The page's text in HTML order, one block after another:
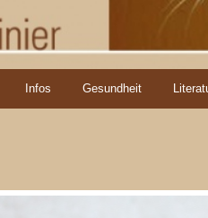
Infos Gesundheit